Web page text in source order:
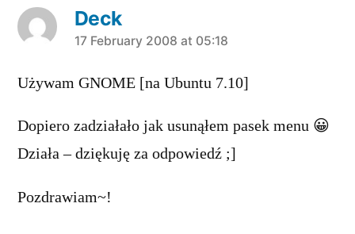
Deck
says:
17 February 2008 at 05:18
Używam GNOME [na Ubuntu 7.10]
Dopiero zadziałało jak usunąłem pasek menu 😀
Działa – dziękuję za odpowiedź ;]
Pozdrawiam~!